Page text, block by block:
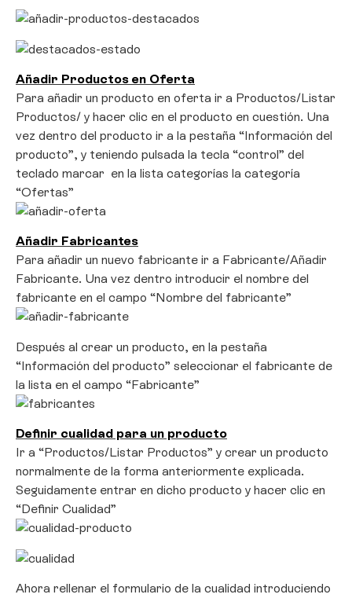
Añadir Productos en Oferta
Para añadir un producto en oferta ir a Productos/Listar
Productos/ y hacer clic en el producto en cuestión. Una
vez dentro del producto ir a la pestaña “Información del
producto”, y teniendo pulsada la tecla “control” del
teclado marcar en la lista categorías la categoría
“Ofertas”
Añadir Fabricantes
Para añadir un nuevo fabricante ir a Fabricante/Añadir
Fabricante. Una vez dentro introducir el nombre del
fabricante en el campo “Nombre del fabricante”
Después al crear un producto, en la pestaña
“Información del producto” seleccionar el fabricante de
la lista en el campo “Fabricante”
Definir cualidad para un producto
Ir a “Productos/Listar Productos” y crear un producto
normalmente de la forma anteriormente explicada.
Seguidamente entrar en dicho producto y hacer clic en
“Definir Cualidad”
Ahora rellenar el formulario de la cualidad introduciendo